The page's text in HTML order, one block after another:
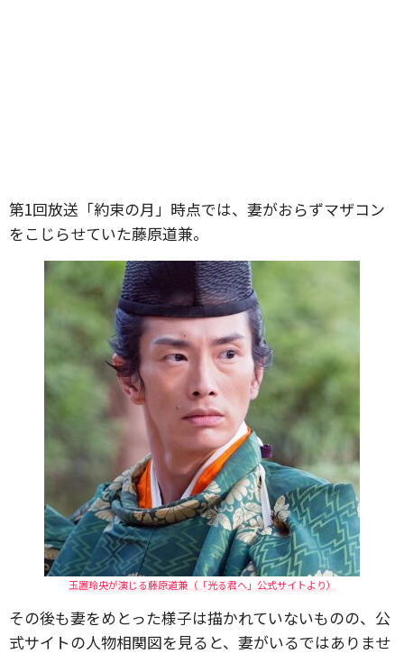
第1回放送「約束の月」時点では、妻がおらずマザコン
をこじらせていた藤原道兼。
玉置玲央が演じる藤原道兼（「光る君へ」公式サイトより）
その後も妻をめとった様子は描かれていないものの、公
式サイトの人物相関図を見ると、妻がいるではありませ